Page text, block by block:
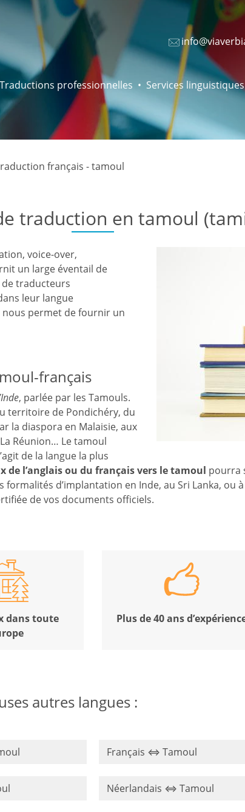
Traductions professionnelles Services linguistiques
français - tamoul
traduction en tamoul
voice-over,
un large éventail de
de traducteurs
leur langue
nous permet de fournir un
français
, parlée par les Tamouls.
territoire de Pondichéry, du
la diaspora en Malaisie, aux
Réunion… Le tamoul
de la langue la plus
l’anglais ou du français vers le tamoul pourra
d’implantation en Inde, au Sri Lanka,
de vos documents officiels.
dans toute
Plus de 40 ans
autres langues :
Français ⇔ Tamoul
Néerlandais ⇔ Tamoul